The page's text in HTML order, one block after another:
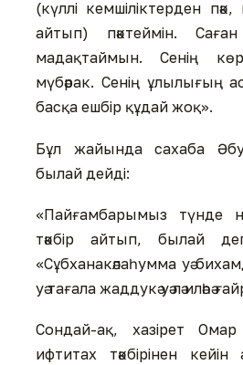
(күллі кемшіліктерден пәк,
айтып) пәктеймін.
мадақтаймын. Сенің
мүбәрак. Сенің ұлылығың
басқа ешбір құдай жоқ».
Бұл жайында сахаба
былай дейді:
«Пайғамбарымыз түнде
тәкбір айтып, былай
«Сұбханакәлаһумма уә
уә тағала жаддукә уә лә иләһә
Сондай-ақ, хазірет
ифтитах тәкбірінен